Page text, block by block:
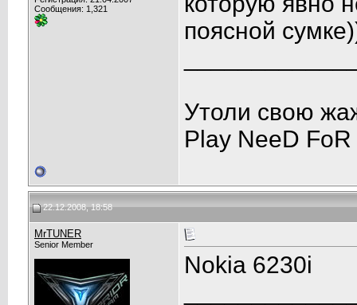
Сообщения: 1,321
поясной
Утоли свою
Play NeeD
22.12.2008, 18:58
MrTUNER
Senior Member
Nokia 6230i